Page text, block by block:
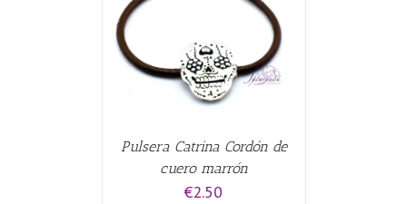
Pulsera Catrina Cordón de
cuero marrón
€2.50